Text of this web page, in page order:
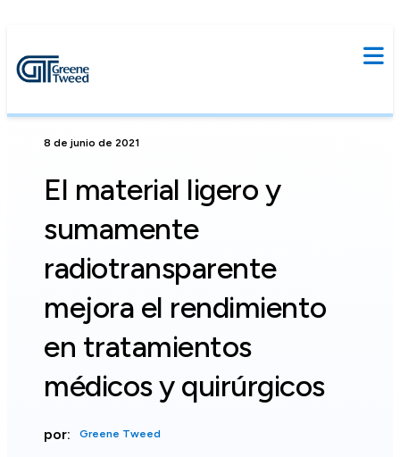
8 de junio de 2021
El material ligero y
sumamente
radiotransparente
mejora el rendimiento
en tratamientos
médicos y quirúrgicos
por: Greene Tweed